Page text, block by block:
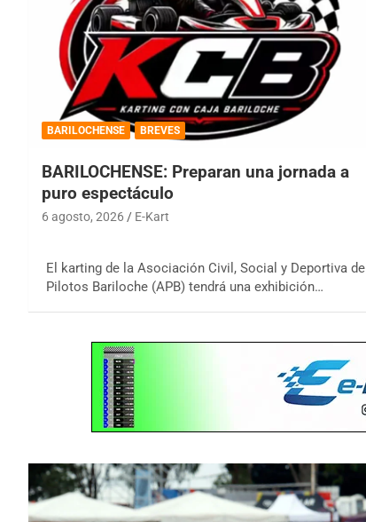
BARILOCHENSE BREVES
BARILOCHENSE: Preparan una jornada a
puro espectáculo
6 agosto, 2026 E-Kart
El karting de la Asociación Civil, Social y Deportiva de
Pilotos Bariloche (APB) tendrá una exhibición…